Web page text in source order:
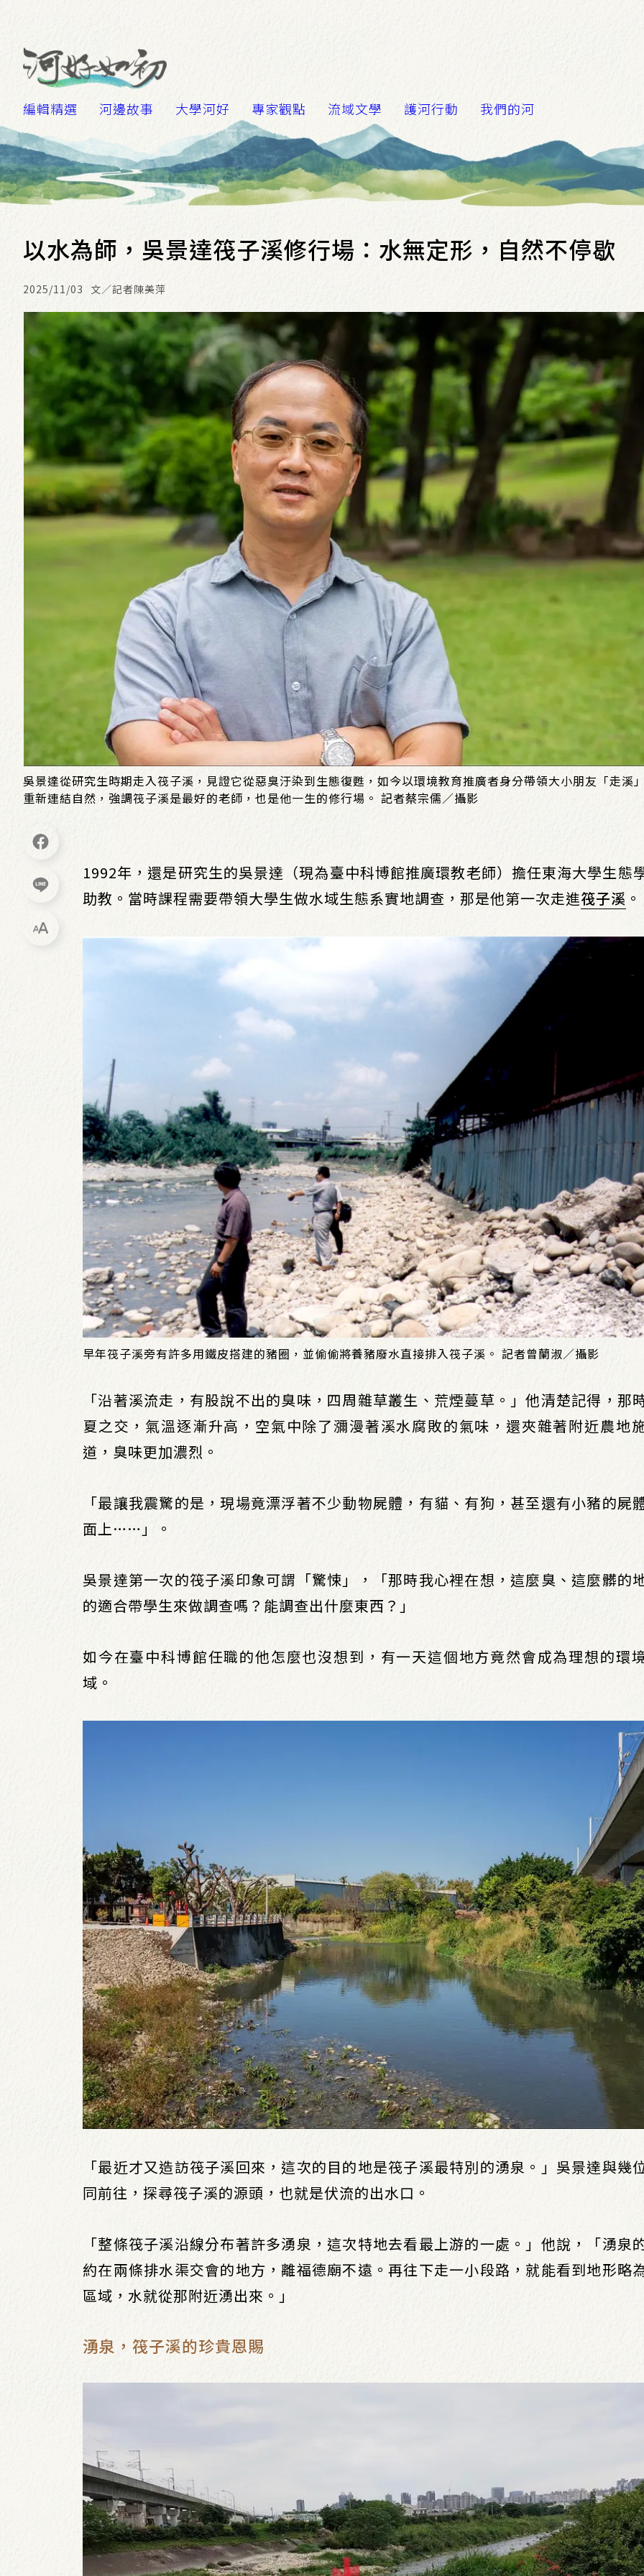
編輯精選 河邊故事 大學河好 專家觀點 流域文學 護河行動 我們的河
以水為師，吳景達筏子溪修行場：水無定形，自然不停歇
2025/11/03 文／記者陳美萍
吳景達從研究生時期走入筏子溪，見證它從惡臭汙染到生態復甦，如今以環境教育推廣者身分帶領大小朋友「走溪
重新連結自然，強調筏子溪是最好的老師，也是他一生的修行場。 記者蔡宗儒／攝影
1992年，還是研究生的吳景達（現為臺中科博館推廣環教老師）擔任東海大學生態
助教。當時課程需要帶領大學生做水域生態系實地調查，那是他第一次走進筏子溪 。
早年筏子溪旁有許多用鐵皮搭建的豬圈，並偷偷將養豬廢水直接排入筏子溪。 記者曾蘭淑／攝影
「沿著溪流走，有股說不出的臭味，四周雜草叢生、荒煙蔓草。」他清楚記得，那
夏之交，氣溫逐漸升高，空氣中除了瀰漫著溪水腐敗的氣味，還夾雜著附近農地
道，臭味更加濃烈。
「最讓我震驚的是，現場竟漂浮著不少動物屍體，有貓、有狗，甚至還有小豬的屍
面上……」。
吳景達第一次的筏子溪印象可謂「驚悚」，「那時我心裡在想，這麼臭、這麼髒的
的適合帶學生來做調查嗎？能調查出什麼東西？」
如今在臺中科博館任職的他怎麼也沒想到，有一天這個地方竟然會成為理想的環
域。
「最近才又造訪筏子溪回來，這次的目的地是筏子溪最特別的湧泉。」吳景達與幾
同前往，探尋筏子溪的源頭，也就是伏流的出水口。
「整條筏子溪沿線分布著許多湧泉，這次特地去看最上游的一處。」他說，「湧泉
約在兩條排水渠交會的地方，離福德廟不遠。再往下走一小段路，就能看到地形略
區域，水就從那附近湧出來。」
湧泉，筏子溪的珍貴恩賜